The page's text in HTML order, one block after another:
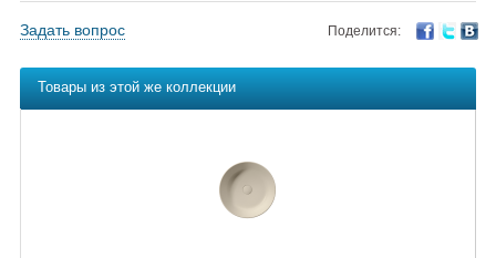
Задать вопрос Поделится:
Товары из этой же коллекции